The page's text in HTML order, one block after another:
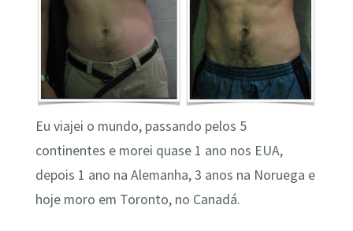
Eu viajei o mundo, passando pelos 5
continentes e morei quase 1 ano nos EUA,
depois 1 ano na Alemanha, 3 anos na Noruega e
hoje moro em Toronto, no Canadá.